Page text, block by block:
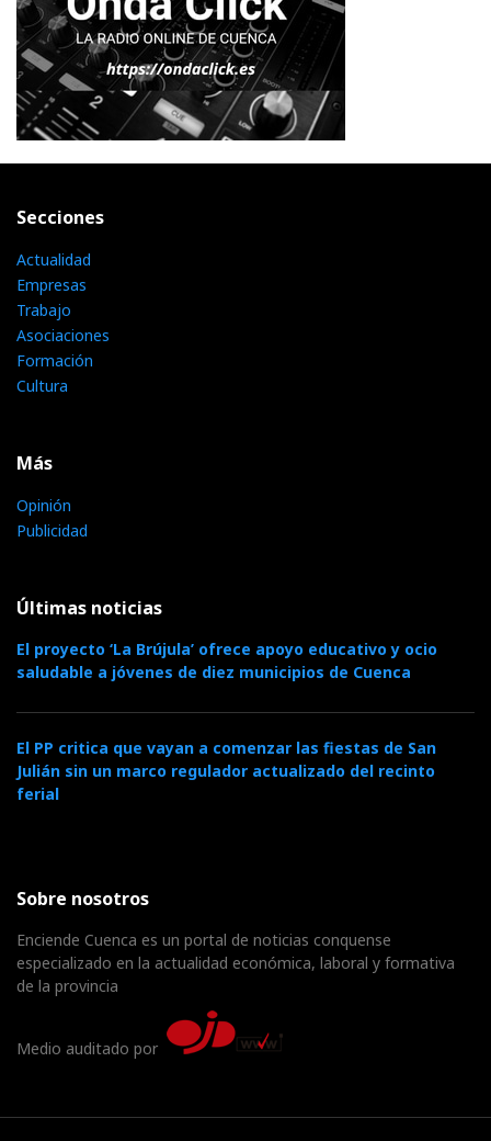
Secciones
Actualidad
Empresas
Trabajo
Asociaciones
Formación
Cultura
Más
Opinión
Publicidad
Últimas noticias
El proyecto ‘La Brújula’ ofrece apoyo educativo y ocio
saludable a jóvenes de diez municipios de Cuenca
El PP critica que vayan a comenzar las fiestas de San
Julián sin un marco regulador actualizado del recinto
ferial
Sobre nosotros
Enciende Cuenca es un portal de noticias conquense
especializado en la actualidad económica, laboral y formativa
de la provincia
Medio auditado por